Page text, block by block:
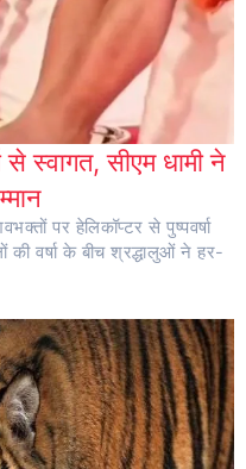
से स्वागत, सीएम धामी ने
पर हेलिकॉप्टर से पुष्पवर्षा
वर्षा के बीच श्रद्धालुओं ने हर-